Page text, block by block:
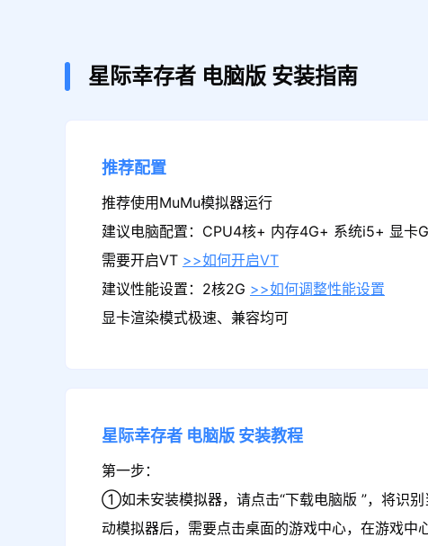
星际幸存者 电脑版 安装指南
推荐配置
推荐使用MuMu模拟器运行
建议电脑配置：CPU4核+ 内存4G+ 系统i5+ 显卡
需要开启VT >>如何开启VT
建议性能设置：2核2G >>如何调整性能设置
显卡渲染模式极速、兼容均可
星际幸存者 电脑版 安装教程
第一步：
①如未安装模拟器，请点击“下载电脑版 ”，将识
动模拟器后，需要点击桌面的游戏中心，在游戏中